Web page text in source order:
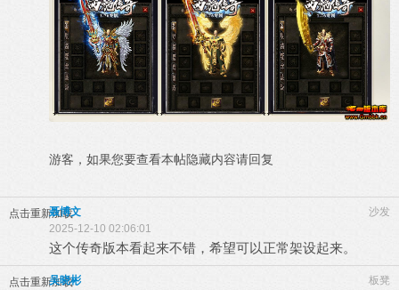
游客，如果您要查看本帖隐藏内容请回复
点击重新加载 沙发
聂博文
2025-12-10 02:06:01
这个传奇版本看起来不错，希望可以正常架设起来。
点击重新加载 板凳
吴晓彬